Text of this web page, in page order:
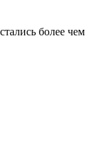
более чем